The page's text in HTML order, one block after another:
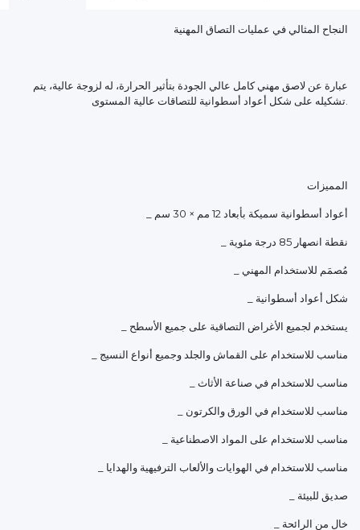
النجاح المثالي في عمليات التصاق المهنية
عبارة عن لاصق مهني كامل عالي الجودة بتأثير الحرارة، له لزوجة عالية، يتم
تشكيله على شكل أعواد أسطوانية للتصاقات عالية المستوى.
المميزات
_ أعواد أسطوانية سميكة بأبعاد 12 مم × 30 سم
_ نقطة انصهار 85 درجة مئوية
_ مُصمَم للاستخدام المهني
_ شكل أعواد أسطوانية
_ يستخدم لجميع الأغراض التصاقية على جميع الأسطح
_ مناسب للاستخدام على القماش والجلد وجميع أنواع النسيج
_ مناسب للاستخدام في صناعة الأثاث
_ مناسب للاستخدام في الورق والكرتون
_ مناسب للاستخدام على المواد الاصطناعية
_ مناسب للاستخدام في الهوايات والألعاب الترفيهية والهدايا
_ صديق للبيئة
_ خالٍ من الرائحة